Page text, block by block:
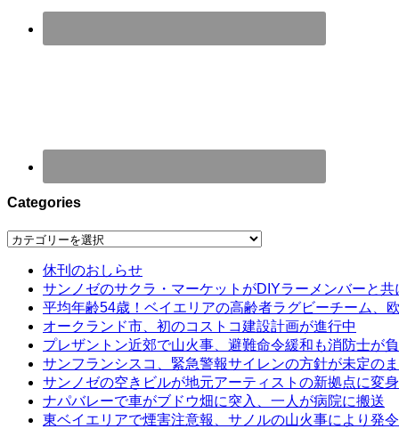
Categories
Categories
休刊のおしらせ
サンノゼのサクラ・マーケットがDIYラーメンバーと共
平均年齢54歳！ベイエリアの高齢者ラグビーチーム、
オークランド市、初のコストコ建設計画が進行中
プレザントン近郊で山火事、避難命令緩和も消防士が
サンフランシスコ、緊急警報サイレンの方針が未定の
サンノゼの空きビルが地元アーティストの新拠点に変身
ナパバレーで車がブドウ畑に突入、一人が病院に搬送
東ベイエリアで煙害注意報、サノルの山火事により発令